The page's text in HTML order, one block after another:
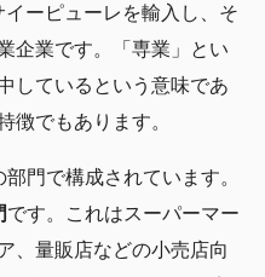
イーピューレを輸入し、そ
企業です。「専業」とい
しているという意味であ
徴でもあります。
門で構成されています。
です。これはスーパーマー
、量販店などの小売店向